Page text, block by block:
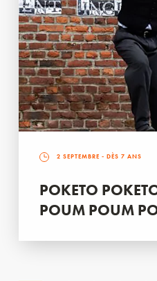
2 SEPTEMBRE - DÈS 7 ANS
POKETO
POUM POUM